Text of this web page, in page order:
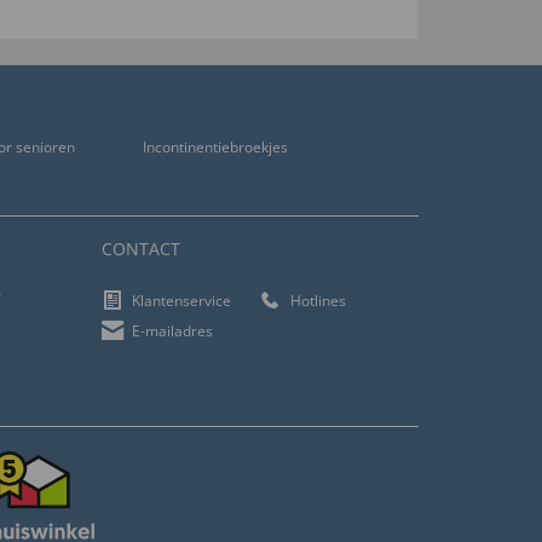
senioren
Incontinentiebroekjes
CONTACT
Klantenservice
Hotlines
E-mailadres